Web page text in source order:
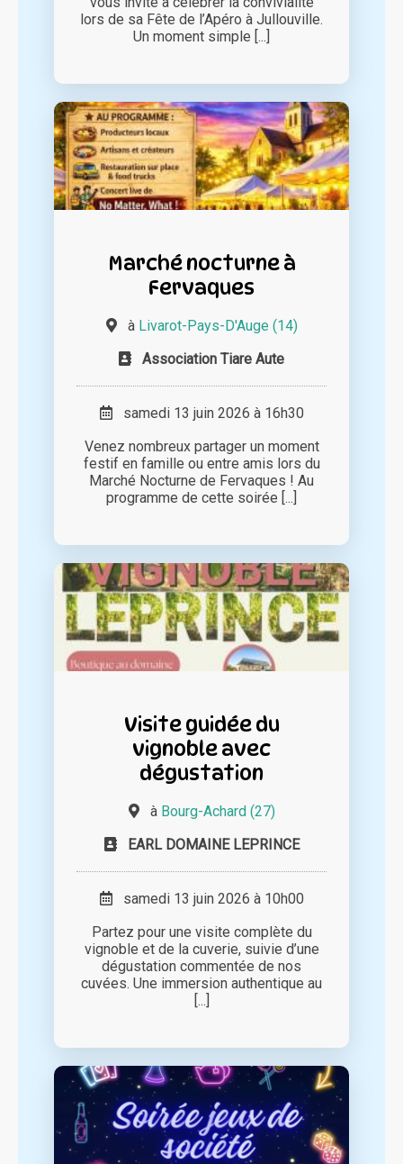
lors de sa Fête de l’Apéro à Jullouville.
Un moment simple [...]
Marché nocturne à
Fervaques
à Livarot-Pays-D'Auge (14)
Association Tiare Aute
samedi 13 juin 2026 à 16h30
Venez nombreux partager un moment
festif en famille ou entre amis lors du
Marché Nocturne de Fervaques ! Au
programme de cette soirée [...]
Visite guidée du
vignoble avec
dégustation
à Bourg-Achard (27)
EARL DOMAINE LEPRINCE
samedi 13 juin 2026 à 10h00
Partez pour une visite complète du
vignoble et de la cuverie, suivie d’une
dégustation commentée de nos
cuvées. Une immersion authentique au
[...]